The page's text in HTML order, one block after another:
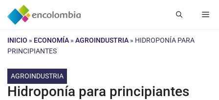
Saltar
INICIO » ECONOMÍA » AGROINDUSTRIA » HIDROPONÍA PARA
PRINCIPIANTES
AGROINDUSTRIA
Hidroponía para principiantes